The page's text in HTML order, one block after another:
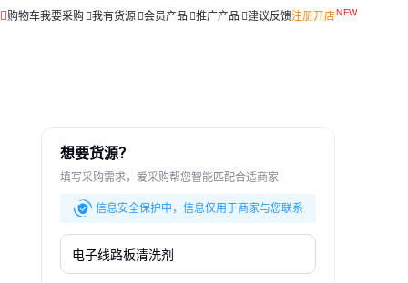
购物车我要采购 我有货源 会员产品 推广产品 建议反馈注册开店
想要货源？
填写采购需求，爱采购帮您智能匹配合适商家
信息安全保护中，信息仅用于商家与您联系